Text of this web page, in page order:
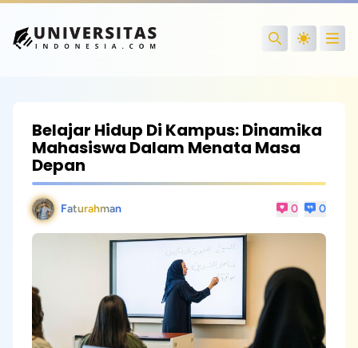
Search
Belajar Hidup Di Kampus: Dinamika
Mahasiswa Dalam Menata Masa
Depan
Faturahman 0 0